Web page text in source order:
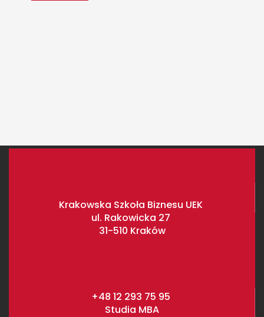
Krakowska Szkoła Biznesu UEK
ul. Rakowicka 27
31-510 Kraków
+48 12 293 75 95
Studia MBA